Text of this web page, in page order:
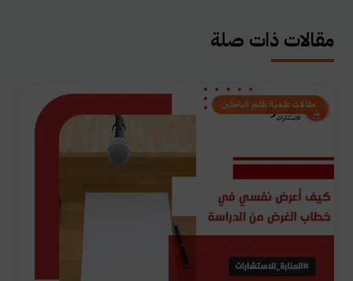
مقالات ذات صلة
مقالات علمية بقلم الباحثين